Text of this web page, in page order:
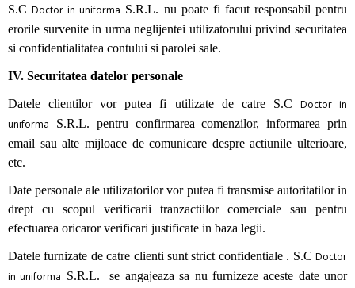
S.CDoctor in uniforma S.R.L. nu poate fi facut responsabil pentru
erorile survenite in urma neglijentei utilizatorului privind securitatea
si confidentialitatea contului si parolei sale.
IV. Securitatea datelor personale
Datele clientilor vor putea fi utilizate de catre S.C Doctor in
uniforma S.R.L. pentru confirmarea comenzilor, informarea prin
email sau alte mijloace de comunicare despre actiunile ulterioare,
etc.
Date personale ale utilizatorilor vor putea fi transmise autoritatilor in
drept cu scopul verificarii tranzactiilor comerciale sau pentru
efectuarea oricaror verificari justificate in baza legii.
Datele furnizate de catre clienti sunt strict confidentiale . S.C Doctor
in uniforma S.R.L. se angajeaza sa nu furnizeze aceste date unor